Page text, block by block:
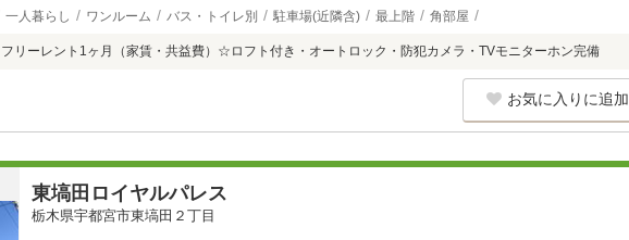
一人暮らし ワンルーム バス・トイレ別 駐車場(近隣含) 最上階 角部屋
フリーレント1ヶ月（家賃・共益費）☆ロフト付き・オートロック・防犯カメラ・TVモニターホン完備
お気に入りに追加
東塙田ロイヤルパレス
栃木県宇都宮市東塙田２丁目